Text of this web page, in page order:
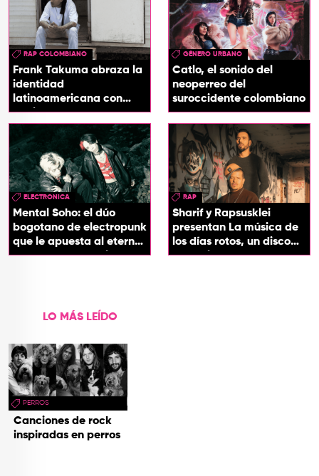
RAP COLOMBIANO
Frank Takuma abraza la
identidad
latinoamericana con
'InDios'
GÉNERO URBANO
Catlo, el sonido del
neoperreo del
suroccidente colombiano
ELECTRONICA
Mental Soho: el dúo
bogotano de electropunk
que le apuesta al eterno
presente con su álbum
RAP
Sharif y Rapsusklei
presentan La música de
los días rotos, un disco
que salda una promesa
LO MÁS LEÍDO
PERROS
Canciones de rock
inspiradas en perros